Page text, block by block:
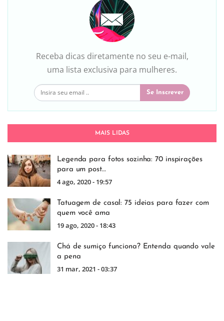
Receba dicas diretamente no seu e-mail,
uma lista exclusiva para mulheres.
Se Inscrever
MAIS LIDAS
Legenda para fotos sozinha: 70 inspirações
para um post…
4 ago, 2020 - 19:57
Tatuagem de casal: 75 ideias para fazer com
quem você ama
19 ago, 2020 - 18:43
Chá de sumiço funciona? Entenda quando vale
a pena
31 mar, 2021 - 03:37